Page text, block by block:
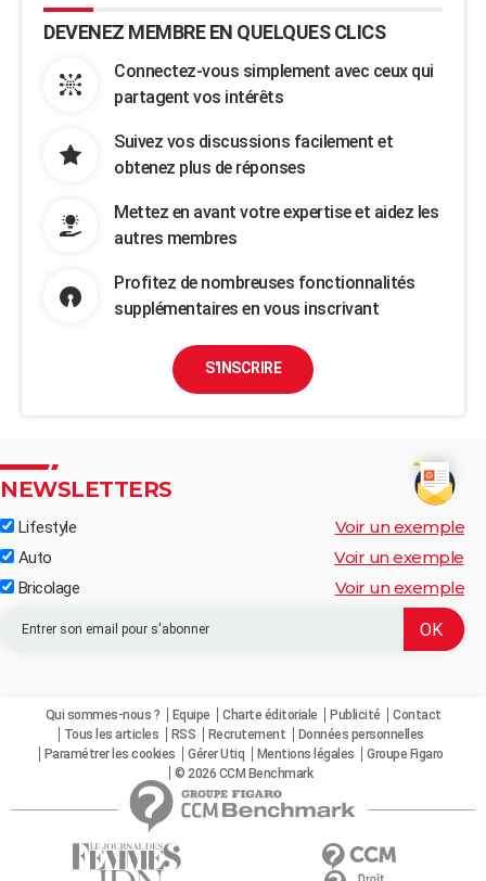
DEVENEZ MEMBRE EN QUELQUES CLICS
Connectez-vous simplement avec ceux qui
partagent vos intérêts
Suivez vos discussions facilement et
obtenez plus de réponses
Mettez en avant votre expertise et aidez les
autres membres
Profitez de nombreuses fonctionnalités
supplémentaires en vous inscrivant
S'INSCRIRE
NEWSLETTERS
Lifestyle Voir un exemple
Auto Voir un exemple
Bricolage Voir un exemple
Qui sommes-nous ? Equipe Charte éditoriale Publicité
Contact
Tous les articles
RSS Recrutement
Données personnelles
Paramétrer les cookies
Gérer Utiq Mentions légales
Groupe Figaro
© 2026 CCM Benchmark